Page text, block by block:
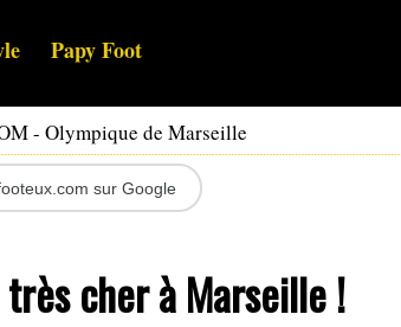
Papy Foot
- Olympique de Marseille
sur Google
cher à Marseille !